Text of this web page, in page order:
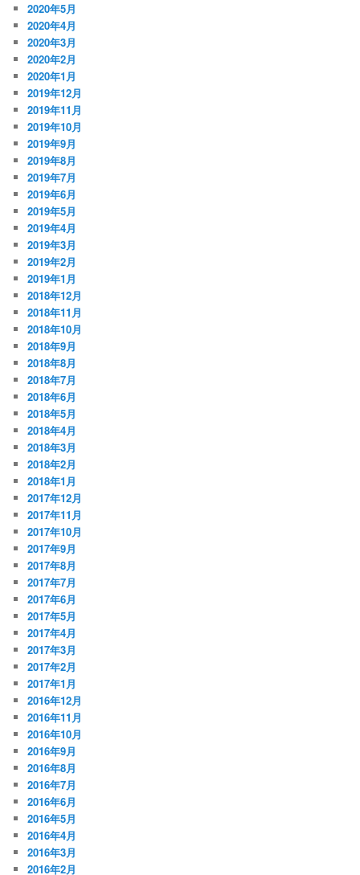
2020年5月
2020年4月
2020年3月
2020年2月
2020年1月
2019年12月
2019年11月
2019年10月
2019年9月
2019年8月
2019年7月
2019年6月
2019年5月
2019年4月
2019年3月
2019年2月
2019年1月
2018年12月
2018年11月
2018年10月
2018年9月
2018年8月
2018年7月
2018年6月
2018年5月
2018年4月
2018年3月
2018年2月
2018年1月
2017年12月
2017年11月
2017年10月
2017年9月
2017年8月
2017年7月
2017年6月
2017年5月
2017年4月
2017年3月
2017年2月
2017年1月
2016年12月
2016年11月
2016年10月
2016年9月
2016年8月
2016年7月
2016年6月
2016年5月
2016年4月
2016年3月
2016年2月